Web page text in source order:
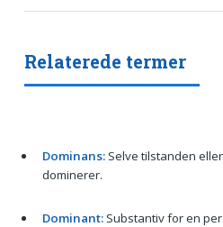
Relaterede termer
Dominans:Selve tilstanden
dominerer.
Dominant:Substantiv for en